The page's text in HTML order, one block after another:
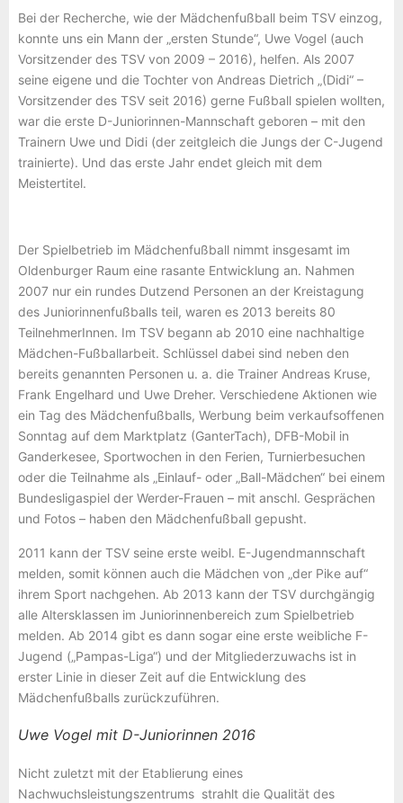
Bei der Recherche, wie der Mädchenfußball beim TSV einzog,
konnte uns ein Mann der „ersten Stunde“, Uwe Vogel (auch
Vorsitzender des TSV von 2009 – 2016), helfen. Als 2007
seine eigene und die Tochter von Andreas Dietrich „(Didi“ –
Vorsitzender des TSV seit 2016) gerne Fußball spielen wollten,
war die erste D-Juniorinnen-Mannschaft geboren – mit den
Trainern Uwe und Didi (der zeitgleich die Jungs der C-Jugend
trainierte). Und das erste Jahr endet gleich mit dem
Meistertitel.
Der Spielbetrieb im Mädchenfußball nimmt insgesamt im
Oldenburger Raum eine rasante Entwicklung an. Nahmen
2007 nur ein rundes Dutzend Personen an der Kreistagung
des Juniorinnenfußballs teil, waren es 2013 bereits 80
TeilnehmerInnen. Im TSV begann ab 2010 eine nachhaltige
Mädchen-Fußballarbeit. Schlüssel dabei sind neben den
bereits genannten Personen u. a. die Trainer Andreas Kruse,
Frank Engelhard und Uwe Dreher. Verschiedene Aktionen wie
ein Tag des Mädchenfußballs, Werbung beim verkaufsoffenen
Sonntag auf dem Marktplatz (GanterTach), DFB-Mobil in
Ganderkesee, Sportwochen in den Ferien, Turnierbesuchen
oder die Teilnahme als „Einlauf- oder „Ball-Mädchen“ bei einem
Bundesligaspiel der Werder-Frauen – mit anschl. Gesprächen
und Fotos – haben den Mädchenfußball gepusht.
2011 kann der TSV seine erste weibl. E-Jugendmannschaft
melden, somit können auch die Mädchen von „der Pike auf“
ihrem Sport nachgehen. Ab 2013 kann der TSV durchgängig
alle Altersklassen im Juniorinnenbereich zum Spielbetrieb
melden. Ab 2014 gibt es dann sogar eine erste weibliche F-
Jugend („Pampas-Liga“) und der Mitgliederzuwachs ist in
erster Linie in dieser Zeit auf die Entwicklung des
Mädchenfußballs zurückzuführen.
Uwe Vogel mit D-Juniorinnen 2016
Nicht zuletzt mit der Etablierung eines
Nachwuchsleistungszentrums strahlt die Qualität des